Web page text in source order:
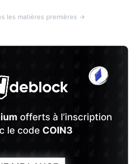
les matières premières →